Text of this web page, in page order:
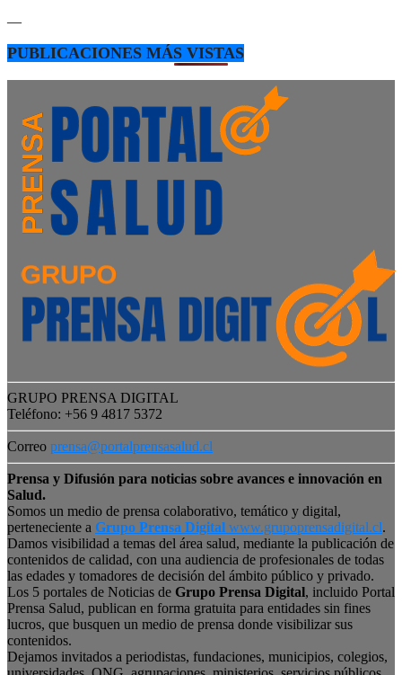
—
PUBLICACIONES MÁS VISTAS
GRUPO PRENSA DIGITAL
Teléfono: +56 9 4817 5372
Correo prensa@portalprensasalud.cl
Prensa y Difusión para noticias sobre avances e innovación en
Salud.
Somos un medio de prensa colaborativo, temático y digital,
perteneciente a Grupo Prensa Digital www.grupoprensadigital.cl.
Damos visibilidad a temas del área salud, mediante la publicación de
contenidos de calidad, con una audiencia de profesionales de todas
las edades y tomadores de decisión del ámbito público y privado.
Los 5 portales de Noticias de Grupo Prensa Digital, incluido Portal
Prensa Salud, publican en forma gratuita para entidades sin fines
lucros, que busquen un medio de prensa donde visibilizar sus
contenidos.
Dejamos invitados a periodistas, fundaciones, municipios, colegios,